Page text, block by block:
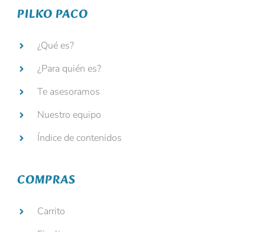
PILKO PACO
¿Qué es?
¿Para quién es?
Te asesoramos
Nuestro equipo
Índice de contenidos
COMPRAS
Carrito